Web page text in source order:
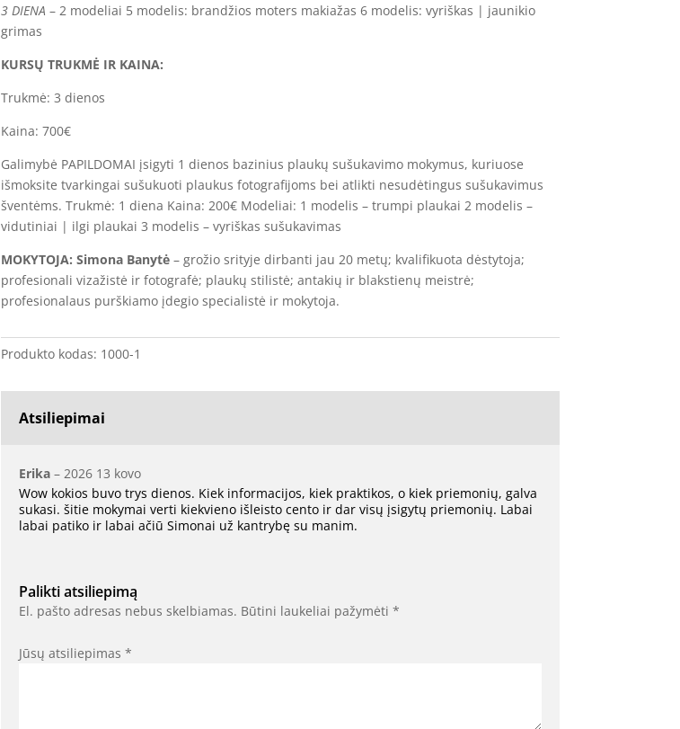
3 DIENA – 2 modeliai 5 modelis: brandžios moters makiažas 6 modelis: vyriškas | jaunikio
grimas
KURSŲ TRUKMĖ IR KAINA:
Trukmė: 3 dienos
Kaina: 700€
Galimybė PAPILDOMAI įsigyti 1 dienos bazinius plaukų sušukavimo mokymus, kuriuose
išmoksite tvarkingai sušukuoti plaukus fotografijoms bei atlikti nesudėtingus sušukavimus
šventėms. Trukmė: 1 diena Kaina: 200€ Modeliai: 1 modelis – trumpi plaukai 2 modelis –
vidutiniai | ilgi plaukai 3 modelis – vyriškas sušukavimas
MOKYTOJA: Simona Banytė – grožio srityje dirbanti jau 20 metų; kvalifikuota dėstytoja;
profesionali vizažistė ir fotografė; plaukų stilistė; antakių ir blakstienų meistrė;
profesionalaus purškiamo įdegio specialistė ir mokytoja.
Produkto kodas: 1000-1
Atsiliepimai
Erika– 2026 13 kovo
Wow kokios buvo trys dienos. Kiek informacijos, kiek praktikos, o kiek priemonių, galva
sukasi. šitie mokymai verti kiekvieno išleisto cento ir dar visų įsigytų priemonių. Labai
labai patiko ir labai ačiū Simonai už kantrybę su manim.
Palikti atsiliepimą
El. pašto adresas nebus skelbiamas. Būtini laukeliai pažymėti*
Jūsų atsiliepimas*